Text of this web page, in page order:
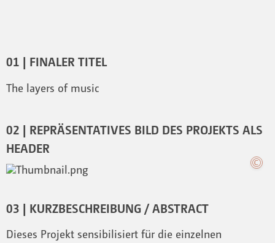
01 | FINALER TITEL
The layers of music
02 | REPRÄSENTATIVES BILD DES PROJEKTS ALS
HEADER
03 | KURZBESCHREIBUNG / ABSTRACT
Dieses Projekt sensibilisiert für die einzelnen